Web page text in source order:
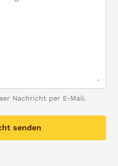
Nachricht per E-Mail.
senden